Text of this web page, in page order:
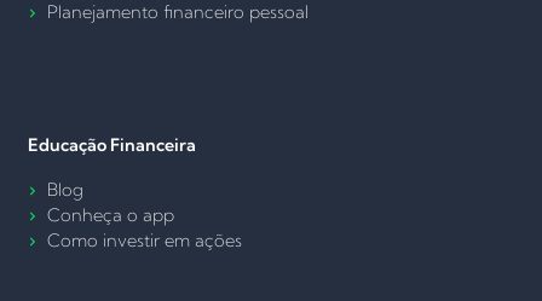
Planejamento financeiro pessoal
Educação Financeira
Blog
Conheça o app
Como investir em ações